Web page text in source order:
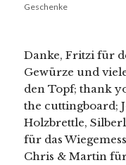
Geschenke
Danke, Fritzi für
Gewürze und
den Topf; thank
the cuttingboard;
Holzbrettle,
für das
Chris & Martin